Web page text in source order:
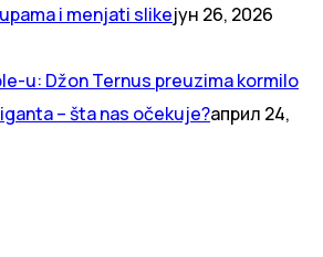
i menjati slikeјун 26, 2026
u: Džon Ternus preuzima kormilo
– šta nas očekuje?април 24,